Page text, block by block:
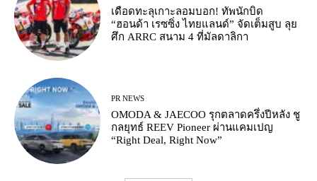
เดือดทะลุเกาะลอมบอก! ทัพนักบิด
“ฮอนด้า เรซซิ่ง ไทยแลนด์” จัดเต็มสูบ ลุย
ศึก ARRC สนาม 4 ที่มัลดาลิกา
PR NEWS
OMODA & JAECOO รุกตลาดครึ่งปีหลัง ชู
กลยุทธ์ REEV Pioneer ผ่านแคมเปญ
“Right Deal, Right Now”